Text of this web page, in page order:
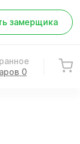
замерщика
0